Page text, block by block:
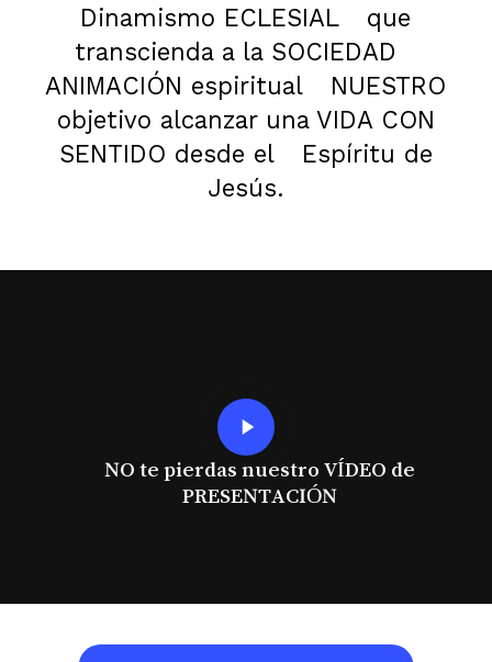
Dinamismo ECLESIAL
que
transcienda a la SOCIEDAD
ANIMACIÓN espiritual
NUESTRO
objetivo alcanzar una VIDA CON
SENTIDO desde el
Espíritu de
Jesús.
Play
Video
NO te pierdas nuestro VÍDEO de
PRESENTACIÓN